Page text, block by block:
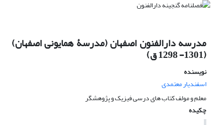
مدرسه دارالفنون اصفهان (مدرسۀ همایونی اصفهان)
(1301- 1298 ق)
نویسنده
اسفندیار معتمدی
معلم و مولف کتاب های درسی فیزیک و پژوهشگر
چکیده